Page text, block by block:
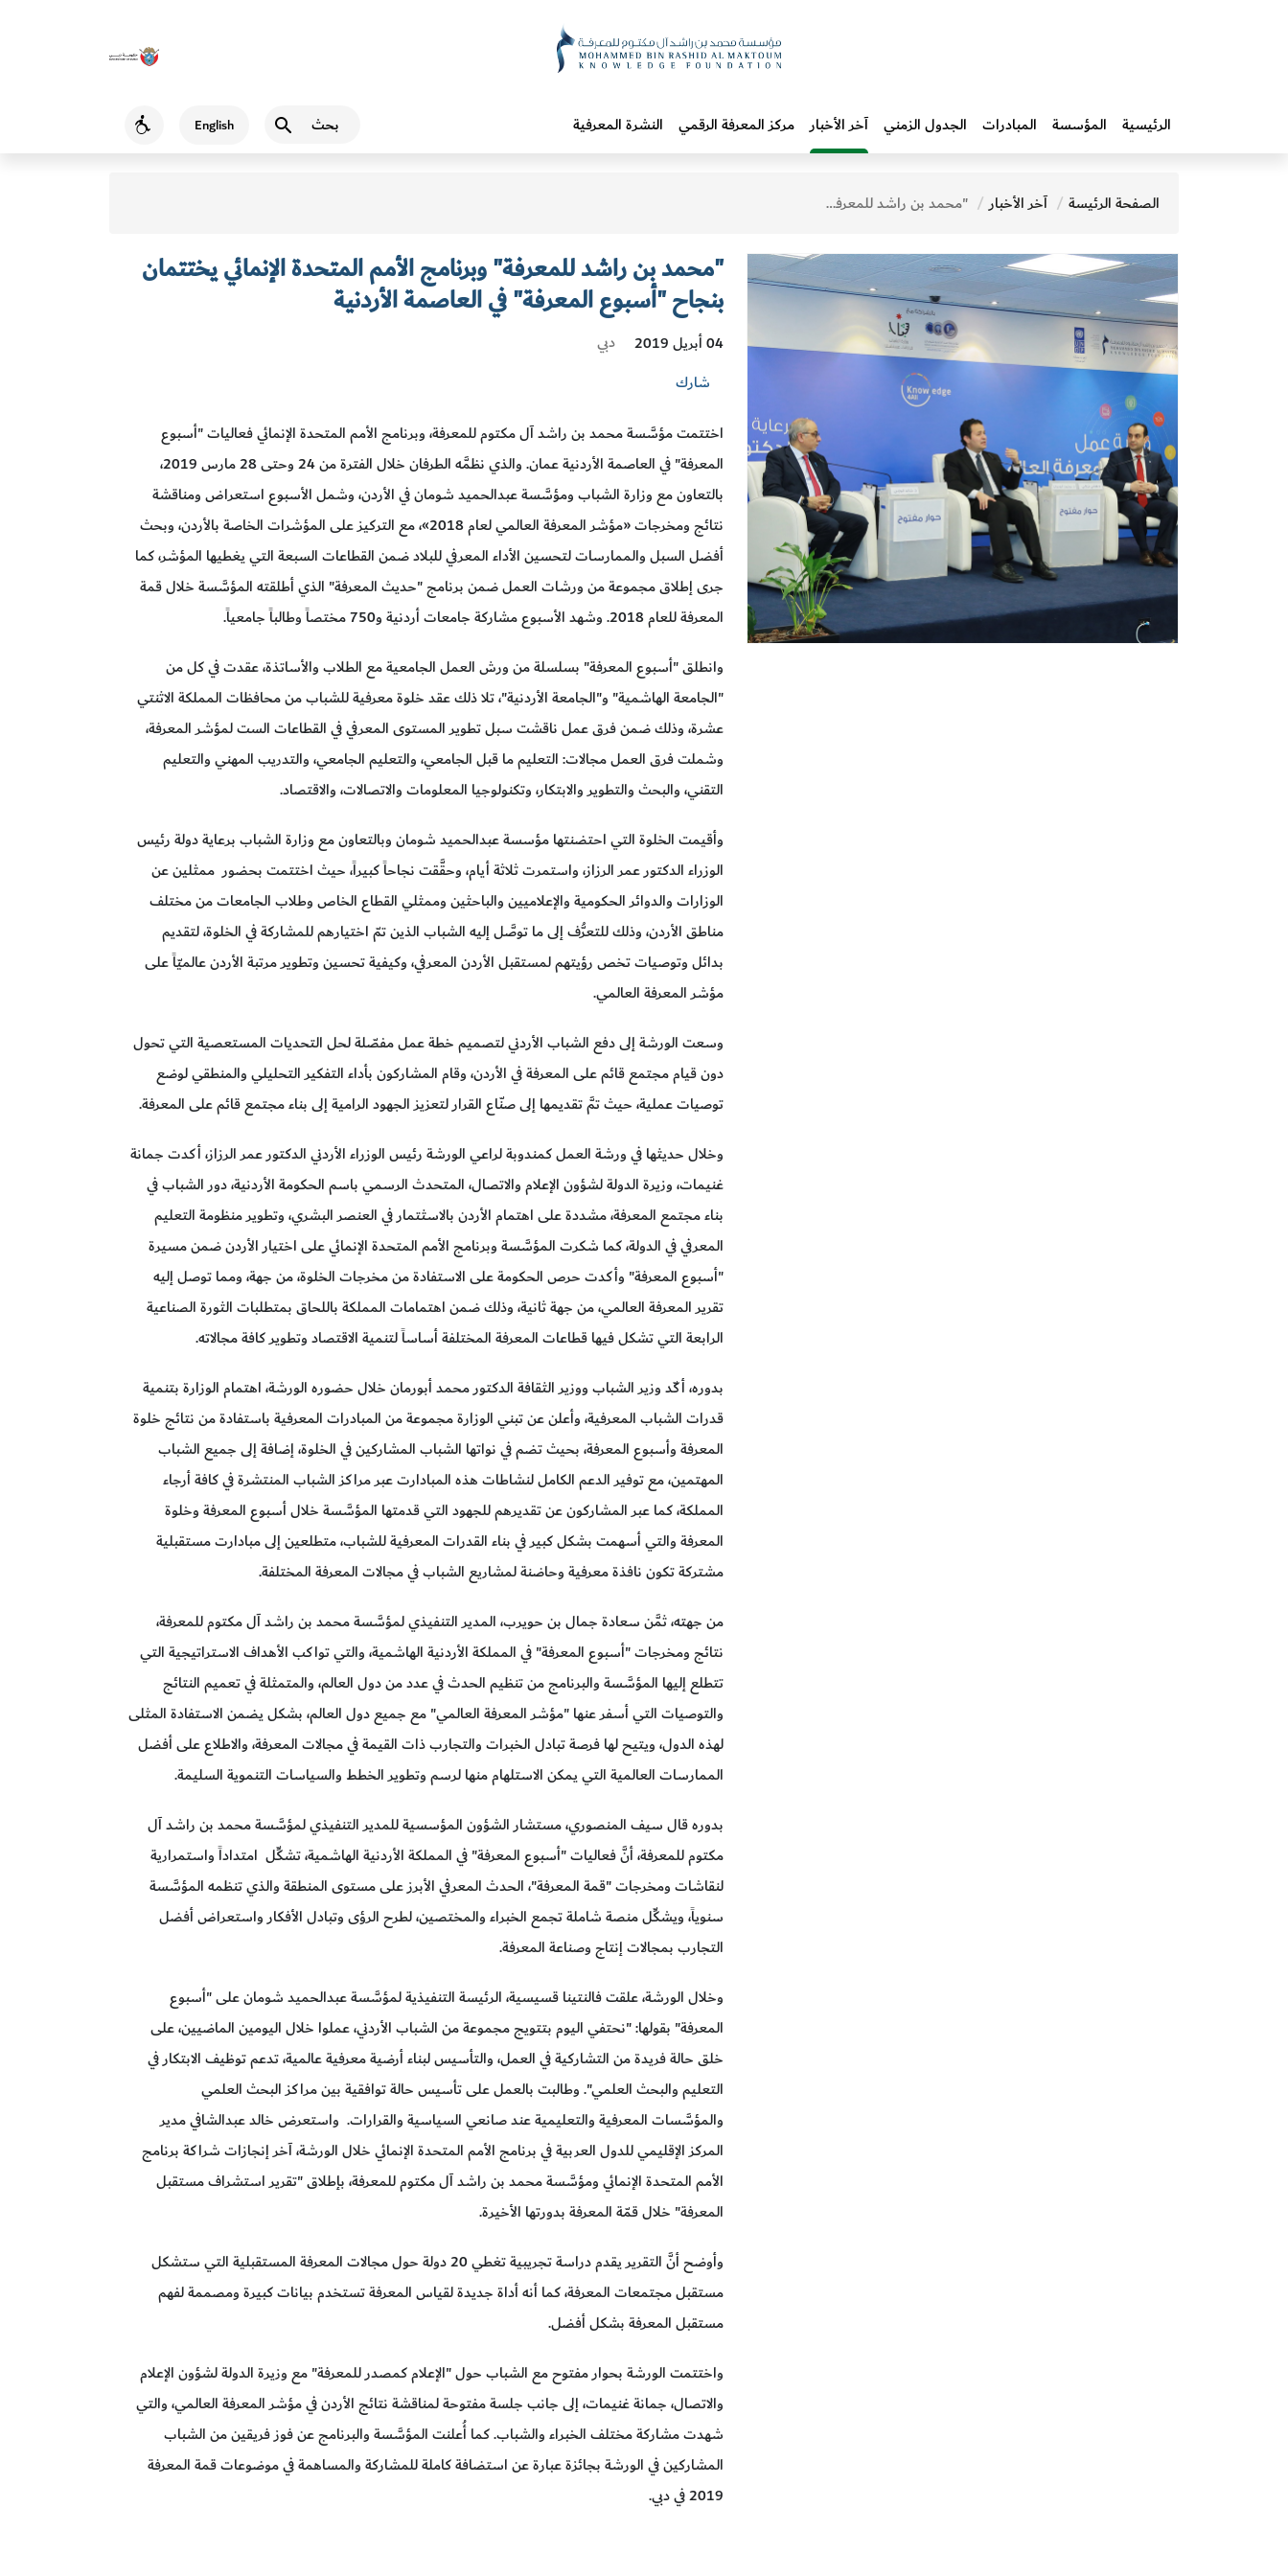
English
Accessibility الرئيسية المؤسسة المبادرات‎ الجدول الزمني آخر الأخبار مركز المعرفة الرقمي النشرة المعرفية
الصفحة الرئيسة آخر الأخبار "محمد بن راشد للمعرفة" وبرنامج الأمم المتحدة الإنمائي يختتمان بنجاح "أسبوع المعرفة" في العاصمة الأردنية
"محمد بن راشد للمعرفة" وبرنامج الأمم المتحدة الإنمائي يختتمان
بنجاح "أسبوع المعرفة" في العاصمة الأردنية
04 أبريل 2019
دبي
شارك
اختتمت مؤسَّسة محمد بن راشد آل مكتوم للمعرفة، وبرنامج الأمم المتحدة الإنمائي فعاليات "أسبوع
المعرفة" في العاصمة الأردنية عمان. والذي نظمَّه الطرفان خلال الفترة من 24 وحتى 28 مارس 2019،
بالتعاون مع وزارة الشباب ومؤسَّسة عبدالحميد شومان في الأردن، وشمل الأسبوع استعراض ومناقشة
نتائج ومخرجات «مؤشر المعرفة العالمي لعام 2018»، مع التركيز على المؤشرات الخاصة بالأردن، وبحث
أفضل السبل والممارسات لتحسين الأداء المعرفي للبلاد ضمن القطاعات السبعة التي يغطيها المؤشر، كما
جرى إطلاق مجموعة من ورشات العمل ضمن برنامج "حديث المعرفة" الذي أطلقته المؤسَّسة خلال قمة
المعرفة للعام 2018. وشهد الأسبوع مشاركة جامعات أردنية و750 مختصاً وطالباً جامعياً.
وانطلق "أسبوع المعرفة" بسلسلة من ورش العمل الجامعية مع الطلاب والأساتذة، عقدت في كل من
"الجامعة الهاشمية" و"الجامعة الأردنية"، تلا ذلك عقد خلوة معرفية للشباب من محافظات المملكة الاثنتي
عشرة، وذلك ضمن فرق عمل ناقشت سبل تطوير المستوى المعرفي في القطاعات الست لمؤشر المعرفة،
وشملت فرق العمل مجالات: التعليم ما قبل الجامعي، والتعليم الجامعي، والتدريب المهني والتعليم
التقني، والبحث والتطوير والابتكار، وتكنولوجيا المعلومات والاتصالات، والاقتصاد.
وأقيمت الخلوة التي احتضنتها مؤسسة عبدالحميد شومان وبالتعاون مع وزارة الشباب برعاية دولة رئيس
الوزراء الدكتور عمر الرزاز، واستمرت ثلاثة أيام، وحقَّقت نجاحاً كبيراً، حيث اختتمت بحضور ممثلين عن
الوزارات والدوائر الحكومية والإعلاميين والباحثين وممثلي القطاع الخاص وطلاب الجامعات من مختلف
مناطق الأردن، وذلك للتعرُّف إلى ما توصَّل إليه الشباب الذين تمّ اختيارهم للمشاركة في الخلوة، لتقديم
بدائل وتوصيات تخص رؤيتهم لمستقبل الأردن المعرفي، وكيفية تحسين وتطوير مرتبة الأردن عالميّاً على
مؤشر المعرفة العالمي.
وسعت الورشة إلى دفع الشباب الأردني لتصميم خطة عمل مفصّلة لحل التحديات المستعصية التي تحول
دون قيام مجتمع قائم على المعرفة في الأردن، وقام المشاركون بأداء التفكير التحليلي والمنطقي لوضع
توصيات عملية، حيث تمَّ تقديمها إلى صنّاع القرار لتعزيز الجهود الرامية إلى بناء مجتمع قائم على المعرفة.
وخلال حديثها في ورشة العمل كمندوبة لراعي الورشة رئيس الوزراء الأردني الدكتور عمر الرزاز، أكدت جمانة
غنيمات، وزيرة الدولة لشؤون الإعلام والاتصال، المتحدث الرسمي باسم الحكومة الأردنية، دور الشباب في
بناء مجتمع المعرفة، مشددة على اهتمام الأردن بالاسثتمار في العنصر البشري، وتطوير منظومة التعليم
المعرفي في الدولة، كما شكرت المؤسَّسة وبرنامج الأمم المتحدة الإنمائي على اختيار الأردن ضمن مسيرة
"أسبوع المعرفة" وأكدت حرص الحكومة على الاستفادة من مخرجات الخلوة، من جهة، ومما توصل إليه
تقرير المعرفة العالمي، من جهة ثانية، وذلك ضمن اهتمامات المملكة باللحاق بمتطلبات الثورة الصناعية
الرابعة التي تشكل فيها قطاعات المعرفة المختلفة أساساً لتنمية الاقتصاد وتطوير كافة مجالاته.
بدوره، أكّد وزير الشباب ووزير الثقافة الدكتور محمد أبورمان خلال حضوره الورشة، اهتمام الوزارة بتنمية
قدرات الشباب المعرفية، وأعلن عن تبني الوزارة مجموعة من المبادرات المعرفية باستفادة من نتائج خلوة
المعرفة وأسبوع المعرفة، بحيث تضم في نواتها الشباب المشاركين في الخلوة، إضافة إلى جميع الشباب
المهتمين، مع توفير الدعم الكامل لنشاطات هذه المبادارت عبر مراكز الشباب المنتشرة في كافة أرجاء
المملكة، كما عبر المشاركون عن تقديرهم للجهود التي قدمتها المؤسَّسة خلال أسبوع المعرفة وخلوة
المعرفة والتي أسهمت بشكل كبير في بناء القدرات المعرفية للشباب، متطلعين إلى مبادارت مستقبلية
مشتركة تكون نافذة معرفية وحاضنة لمشاريع الشباب في مجالات المعرفة المختلفة.
من جهته، ثمَّن سعادة جمال بن حويرب، المدير التنفيذي لمؤسَّسة محمد بن راشد آل مكتوم للمعرفة،
نتائج ومخرجات "أسبوع المعرفة" في المملكة الأردنية الهاشمية، والتي تواكب الأهداف الاستراتيجية التي
تتطلع إليها المؤسَّسة والبرنامج من تنظيم الحدث في عدد من دول العالم، والمتمثلة في تعميم النتائج
والتوصيات التي أسفر عنها "مؤشر المعرفة العالمي" مع جميع دول العالم، بشكل يضمن الاستفادة المثلى
لهذه الدول، ويتيح لها فرصة تبادل الخبرات والتجارب ذات القيمة في مجالات المعرفة، والاطلاع على أفضل
الممارسات العالمية التي يمكن الاستلهام منها لرسم وتطوير الخطط والسياسات التنموية السليمة.
بدوره قال سيف المنصوري، مستشار الشؤون المؤسسية للمدير التنفيذي لمؤسَّسة محمد بن راشد آل
مكتوم للمعرفة، أنَّ فعاليات "أسبوع المعرفة" في المملكة الأردنية الهاشمية، تشكِّل امتداداً واستمرارية
لنقاشات ومخرجات "قمة المعرفة"، الحدث المعرفي الأبرز على مستوى المنطقة والذي تنظمه المؤسَّسة
سنوياً، ويشكِّل منصة شاملة تجمع الخبراء والمختصين، لطرح الرؤى وتبادل الأفكار واستعراض أفضل
التجارب بمجالات إنتاج وصناعة المعرفة.
وخلال الورشة، علقت فالنتينا قسيسية، الرئيسة التنفيذية لمؤسَّسة عبدالحميد شومان على "أسبوع
المعرفة" بقولها: "نحتفي اليوم بتتويج مجموعة من الشباب الأردني، عملوا خلال اليومين الماضيين، على
خلق حالة فريدة من التشاركية في العمل، والتأسيس لبناء أرضية معرفية عالمية، تدعم توظيف الابتكار في
التعليم والبحث العلمي". وطالبت بالعمل على تأسيس حالة توافقية بين مراكز البحث العلمي
والمؤسَّسات المعرفية والتعليمية عند صانعي السياسية والقرارات. واستعرض خالد عبدالشافي مدير
المركز الإقليمي للدول العربية في برنامج الأمم المتحدة الإنمائي خلال الورشة، آخر إنجازات شراكة برنامج
الأمم المتحدة الإنمائي ومؤسَّسة محمد بن راشد آل مكتوم للمعرفة، بإطلاق "تقرير استشراف مستقبل
المعرفة" خلال قمّة المعرفة بدورتها الأخيرة.
وأوضح أنَّ التقرير يقدم دراسة تجريبية تغطي 20 دولة حول مجالات المعرفة المستقبلية التي ستشكل
مستقبل مجتمعات المعرفة، كما أنه أداة جديدة لقياس المعرفة تستخدم بيانات كبيرة ومصممة لفهم
مستقبل المعرفة بشكل أفضل.
واختتمت الورشة بحوار مفتوح مع الشباب حول "الإعلام كمصدر للمعرفة" مع وزيرة الدولة لشؤون الإعلام
والاتصال، جمانة غنيمات، إلى جانب جلسة مفتوحة لمناقشة نتائج الأردن في مؤشر المعرفة العالمي، والتي
شهدت مشاركة مختلف الخبراء والشباب. كما أُعلنت المؤسَّسة والبرنامج عن فوز فريقين من الشباب
المشاركين في الورشة بجائزة عبارة عن استضافة كاملة للمشاركة والمساهمة في موضوعات قمة المعرفة
2019 في دبي.